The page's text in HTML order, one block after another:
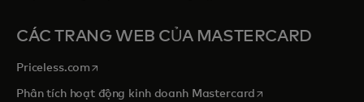
CÁC TRANG WEB CỦA MASTERCARD
Priceless.com opens in a new tab
Phân tích hoạt động kinh doanh Mastercard opens in a new tab